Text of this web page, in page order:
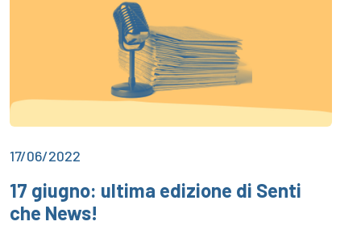
17/06/2022
17 giugno: ultima edizione di Senti
che News!